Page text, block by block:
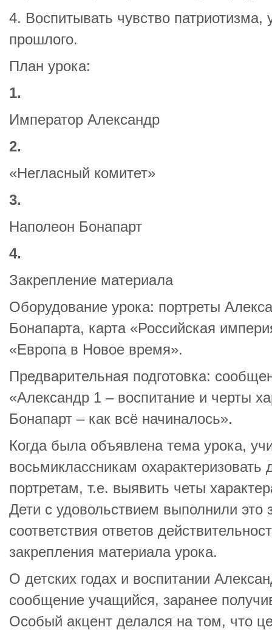
4. Воспитывать чувство патриотизма,
прошлого.
План урока:
1.
Император Александр
2.
«Негласный комитет»
3.
Наполеон Бонапарт
4.
Закрепление материала
Оборудование урока: портреты
Бонапарта, карта «Российская
«Европа в Новое время».
Предварительная подготовка:
«Александр 1 – воспитание и черты
Бонапарт – как всё начиналось».
Когда была объявлена тема урока,
восьмиклассникам охарактеризовать
портретам, т.е. выявить четы
Дети с удовольствием выполнили это
соответствия ответов
закрепления материала урока.
О детских годах и воспитании
сообщение учащийся, заранее
Особый акцент делался на том, что